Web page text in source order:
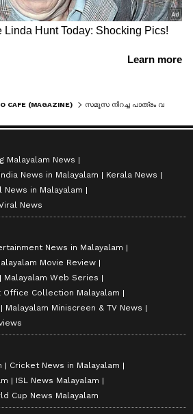
CAFE (MAGAZINE)
Malayalam News
India News in Malayalam
Kerala News
News in Malayalam
News
News in Malayalam
Movie Review
Malayalam Web Series
Office Collection Malayalam
Malayalam Miniscreen & TV News
Cricket News in Malayalam
ISL News Malayalam
Cup News Malayalam